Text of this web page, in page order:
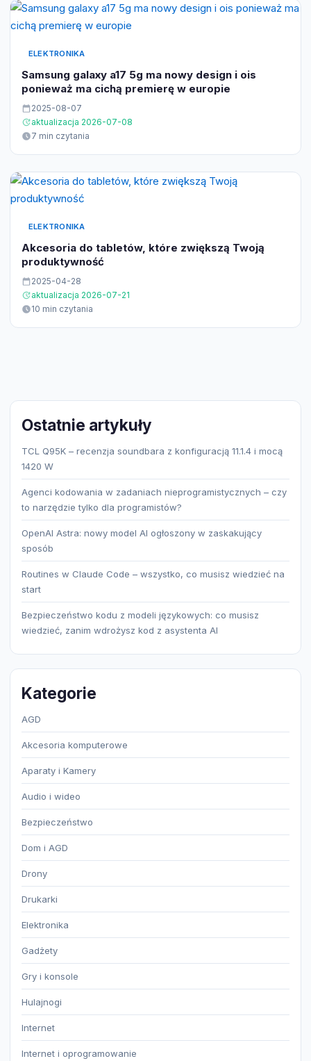
ELEKTRONIKA
Samsung galaxy a17 5g ma nowy design i ois
ponieważ ma cichą premierę w europie
2025-08-07
aktualizacja 2026-07-08
7 min czytania
ELEKTRONIKA
Akcesoria do tabletów, które zwiększą Twoją
produktywność
2025-04-28
aktualizacja 2026-07-21
10 min czytania
Ostatnie artykuły
TCL Q95K – recenzja soundbara z konfiguracją 11.1.4 i mocą
1420 W
Agenci kodowania w zadaniach nieprogramistycznych – czy
to narzędzie tylko dla programistów?
OpenAI Astra: nowy model AI ogłoszony w zaskakujący
sposób
Routines w Claude Code – wszystko, co musisz wiedzieć na
start
Bezpieczeństwo kodu z modeli językowych: co musisz
wiedzieć, zanim wdrożysz kod z asystenta AI
Kategorie
AGD
Akcesoria komputerowe
Aparaty i Kamery
Audio i wideo
Bezpieczeństwo
Dom i AGD
Drony
Drukarki
Elektronika
Gadżety
Gry i konsole
Hulajnogi
Internet
Internet i oprogramowanie